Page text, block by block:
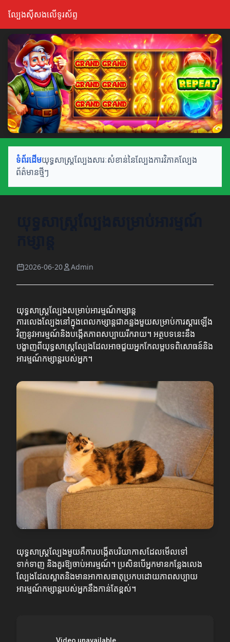
ល្បែងស៊ីសងលើទូរស័ព្ទ
ទំព័រដើមយុទ្ធសាស្ត្រល្បែងសារៈសំខាន់នៃល្បែងការវិភាគល្បែង
ព័ត៌មានថ្មីៗ
2026-06-20 Admin
យុទ្ធសាស្ត្រល្បែងសម្រាប់អារម្មណ៍កម្សាន្ត
ការលេងល្បែងនៅក្នុងពេលកម្សាន្តជាគន្លងមួយសម្រាប់ការស្ដារឡើង
វិញនូវអារម្មណ៍និងបង្កើតភាពសប្បាយរីករាយ។ អត្ថបទនេះនឹង
បង្ហាញពីយុទ្ធសាស្ត្រល្បែងដែលអាចជួយអ្នកកែលម្អបទពិសោធន៍និង
អារម្មណ៍កម្សាន្តរបស់អ្នក។
យុទ្ធសាស្ត្រល្បែងមួយគឺការបង្កើតបរិយាកាសដែលមើលទៅ
ទាក់ទាញ និងគួរឱ្យចាប់អារម្មណ៍។ ប្រសិនបើអ្នកមានកន្លែងលេង
ល្បែងដែលស្អាតនិងមានអាកាសធាតុប្រកបដោយភាពសប្បាយ
អារម្មណ៍កម្សាន្តរបស់អ្នកនឹងកាន់តែខ្ពស់។